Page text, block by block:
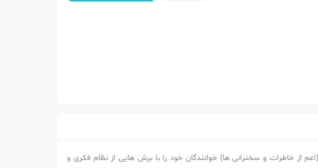
از خاطرات و سخنرانی ها) خوانندگان خود را با برش هایی از نظام فکری و